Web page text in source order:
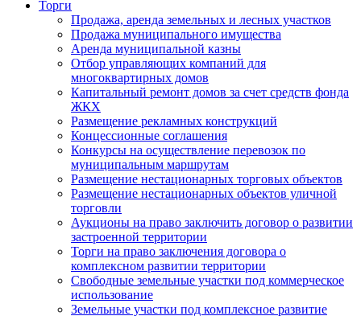
Торги
Продажа, аренда земельных и лесных участков
Продажа муниципального имущества
Аренда муниципальной казны
Отбор управляющих компаний для
многоквартирных домов
Капитальный ремонт домов за счет средств фонда
ЖКХ
Размещение рекламных конструкций
Концессионные соглашения
Конкурсы на осуществление перевозок по
муниципальным маршрутам
Размещение нестационарных торговых объектов
Размещение нестационарных объектов уличной
торговли
Аукционы на право заключить договор о развитии
застроенной территории
Торги на право заключения договора о
комплексном развитии территории
Свободные земельные участки под коммерческое
использование
Земельные участки под комплексное развитие